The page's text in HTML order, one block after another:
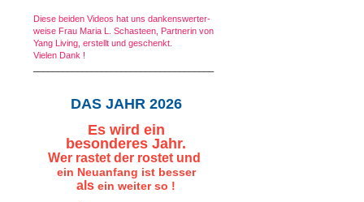
Diese beiden Videos hat uns dankenswerter-
weise Frau Maria L. Schasteen, Partnerin von
Yang Living, erstellt und geschenkt.
Vielen Dank !
DAS JAHR 2026
Es wird ein
besonderes Jahr.
Wer rastet der rostet und
ein Neuanfang ist besser
als ein weiter so !